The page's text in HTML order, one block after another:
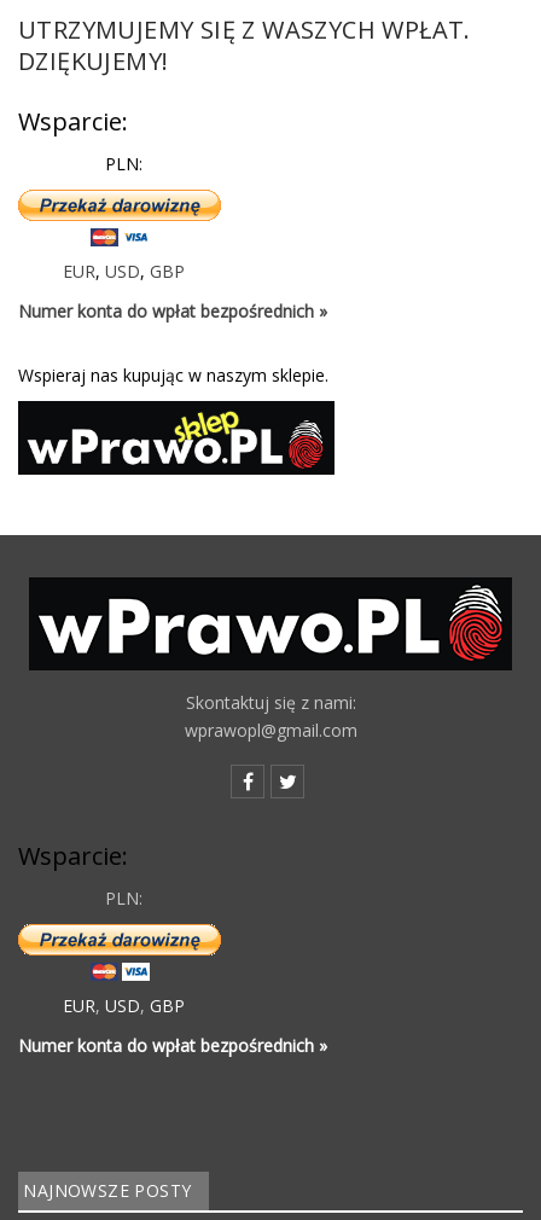
UTRZYMUJEMY SIĘ Z WASZYCH WPŁAT.
DZIĘKUJEMY!
Wsparcie:
PLN:
EUR, USD, GBP
Numer konta do wpłat bezpośrednich »
Wspieraj nas kupując w naszym sklepie.
Skontaktuj się z nami:
wprawopl@gmail.com
Wsparcie:
PLN:
EUR, USD, GBP
Numer konta do wpłat bezpośrednich »
NAJNOWSZE POSTY